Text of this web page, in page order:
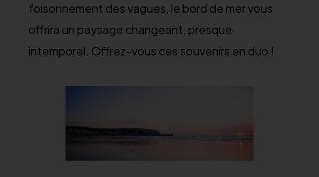
foisonnement des vagues, le bord de mer vous
offrira un paysage changeant, presque
intemporel. Offrez-vous ces souvenirs en duo !